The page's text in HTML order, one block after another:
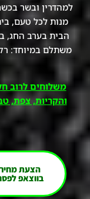
למהדרין ובשר
מנות לכל טעם,
הבית בערב החג,
משלוחים לרוב
והקריות, צפת,
הצעת מחיר
בווצאפ